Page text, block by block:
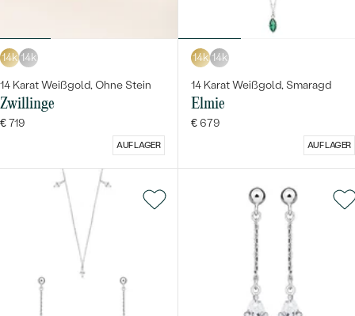
14k 14k
14 Karat Weißgold, Ohne Stein
Zwillinge
€ 719
AUF LAGER
14k 14k
14 Karat Weißgold, Smaragd
Elmie
€ 679
AUF LAGER